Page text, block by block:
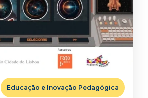
Educação e Inovação Pedagógica